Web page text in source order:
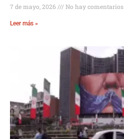
7 de mayo, 2026 No hay comentarios
Leer más »